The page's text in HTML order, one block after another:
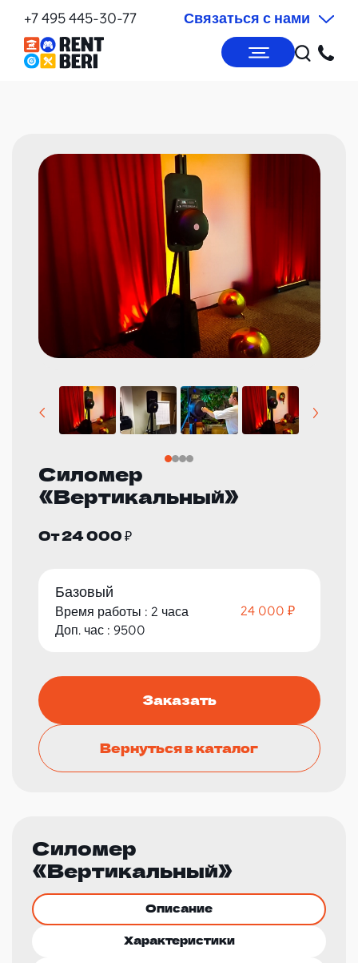
+7 495 445-30-77 Связаться с нами
Силомер
«Вертикальный»
От 24 000 ₽
Базовый
Время работы : 2 часа
Доп. час : 9500
24 000 ₽
Заказать
Вернуться в каталог
Силомер
«Вертикальный»
Описание
Характеристики